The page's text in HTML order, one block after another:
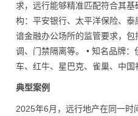
求，远行能够精准匹配符合其
构：平安银行、太平洋保险、
谙金融办公场所的监管要求，
调、门禁隔离等。 • 知名品牌
车、红牛、星巴克、雀巢、中国
典型案例
2025年6月，远行地产在同一时